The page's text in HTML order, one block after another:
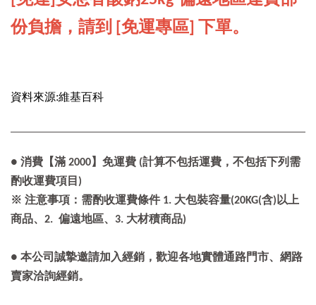
份負擔，請到 [免運專區] 下單。
資料來源:維基百科
● 消費【滿 2000】免運費 (計算不包括運費，不包括下列需
酌收運費項目)
※ 注意事項：需酌收運費條件 1. 大包裝容量(20KG(含)以上
商品、2. 偏遠地區、3. 大材積商品)
● 本公司誠摯邀請加入經銷，歡迎各地實體通路門市、網路
賣家洽詢經銷。